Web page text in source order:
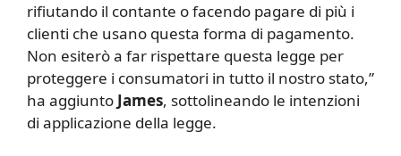
rifiutando il contante o facendo pagare di più i
clienti che usano questa forma di pagamento.
Non esiterò a far rispettare questa legge per
proteggere i consumatori in tutto il nostro stato,”
ha aggiunto James, sottolineando le intenzioni
di applicazione della legge.